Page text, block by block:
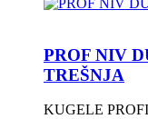
PROF NIV
TREŠNJA
KUGELE